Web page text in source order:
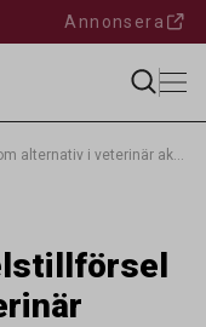
Annonsera